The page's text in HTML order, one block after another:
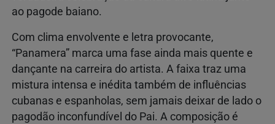
ao pagode baiano.
Com clima envolvente e letra provocante,
“Panamera” marca uma fase ainda mais quente e
dançante na carreira do artista. A faixa traz uma
mistura intensa e inédita também de influências
cubanas e espanholas, sem jamais deixar de lado o
pagodão inconfundível do Pai. A composição é